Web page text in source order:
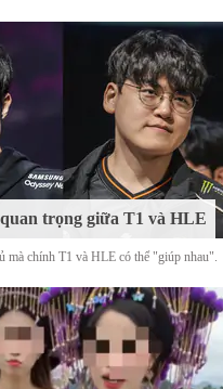
trọng giữa T1 và HLE
mà chính T1 và HLE có thể "giúp nhau".